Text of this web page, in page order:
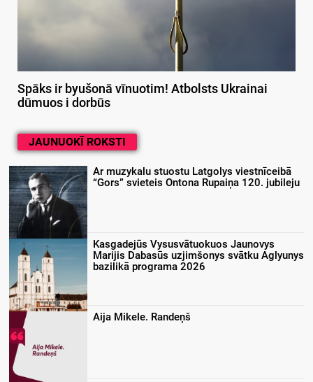
Spāks ir byušonā vīnuotim! Atbolsts Ukrainai
dūmuos i dorbūs
JAUNUOKĪ ROKSTI
Ar muzykalu stuostu Latgolys viestnīceibā
“Gors” svieteis Ontona Rupaiņa 120. jubileju
Kasgadejūs Vysusvātuokuos Jaunovys
Marijis Dabasūs uzjimšonys svātku Aglyunys
bazilikā programa 2026
Aija Mikele. Randeņš